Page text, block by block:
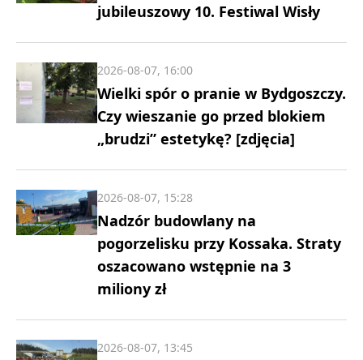
jubileuszowy 10. Festiwal Wisły
Wielki spór o pranie w Bydgoszczy.
Czy wieszanie go przed blokiem
„brudzi” estetykę? [zdjęcia]
2026-08-07, 16:00
Nadzór budowlany na
pogorzelisku przy Kossaka. Straty
oszacowano wstępnie na 3
miliony zł
2026-08-07, 15:28
2026-08-07, 13:45